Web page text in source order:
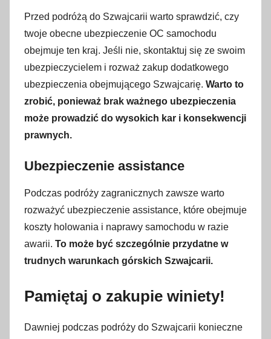
Przed podróżą do Szwajcarii warto sprawdzić, czy
twoje obecne ubezpieczenie OC samochodu
obejmuje ten kraj. Jeśli nie, skontaktuj się ze swoim
ubezpieczycielem i rozważ zakup dodatkowego
ubezpieczenia obejmującego Szwajcarię. Warto to
zrobić, ponieważ brak ważnego ubezpieczenia
może prowadzić do wysokich kar i konsekwencji
prawnych.
Ubezpieczenie assistance
Podczas podróży zagranicznych zawsze warto
rozważyć ubezpieczenie assistance, które obejmuje
koszty holowania i naprawy samochodu w razie
awarii. To może być szczególnie przydatne w
trudnych warunkach górskich Szwajcarii.
Pamiętaj o zakupie winiety!
Dawniej podczas podróży do Szwajcarii konieczne